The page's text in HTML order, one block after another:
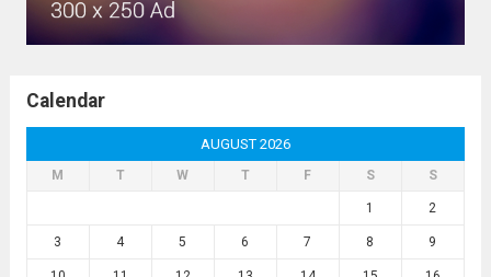
Calendar
AUGUST 2026
M T W T F S S
1 2
3 4 5 6 7 8 9